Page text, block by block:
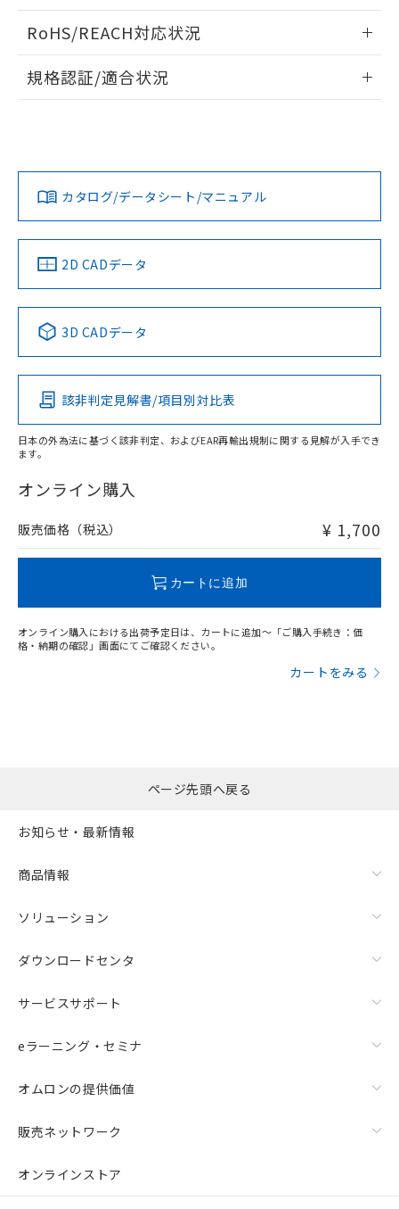
ドすることができます。
ログイン/会員登録
ダウンロードデータをご利用いただく前に、以下を必ずお読
みください。
ソフトウェアの使用条件
RoHS/REACH対応状況
EU RoHS 注意事項・凡例
対応済み
中国 RoHS 注意事項・凡例
Pb Hg Cd Cr(VI)
O
在庫等で未対応品が混在する可能性があります。
問い合わせください。
規格認証/適合状況
カタログ/データシート/マニュアル
2D CADデータ
3D CADデータ
該非判定見解書/項目別対比表
日本の外為法に基づく該非判定、およびEAR再輸出規制に関する見解が入手でき
ます。
オンライン購入
販売価格（税込） ¥ 1,700
カートに追加
オンライン購入における出荷予定日は、カートに追加～「ご購入手続き：価
格・納期の確認」画面にてご確認ください。
カートをみる
物質の対応では、対応完了までの期間は出
荷製品に未対応品が混在することから備考
欄に対応日を記載しておりました。
既に当社にて対応品への在庫切替を完了
ページ先頭へ戻る
お知らせ・最新情報
商品情報
ソリューション
ダウンロードセンタ
サービスサポート
eラーニング・セミナ
オムロンの提供価値
販売ネットワーク
オンラインストア